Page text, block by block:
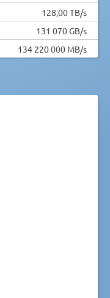
128,00 TB/s
131 070 GB/s
134 220 000 MB/s